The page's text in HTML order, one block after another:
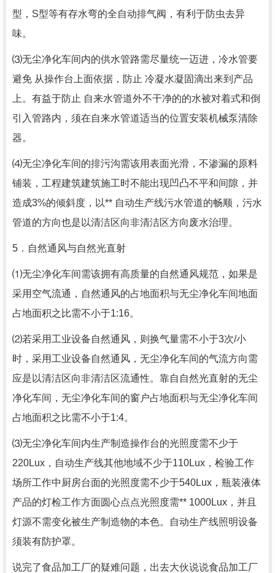
型，S型等有存水弯的全自动排气阀，有利于防虫去异
味。
⑶无尘净化车间内的供水管路需尽量统一迈进，冷水管要
避免 从操作台上面依据，防止 冷凝水凝固滴出来到产品
上。有益于防止 自来水管道外不干净的的水被对着式和倒
引入管路内，须在自来水管道适当的位置安装机械泵清除
器。
⑷无尘净化车间的排污沟需该用表面光滑，不渗漏的原料
铺装，工程建筑建筑施工时不能出现凹凸不平和间隙，并
造成3%的倾斜度，以** 自动生产线污水管道的畅顺，污水
管道的方向也是以清洁区向非清洁区方向废水治理。
5．自然通风与自然光直射
⑴无尘净化车间需该拥有高质量的自然通风规范，如果是
采用空气流通，自然通风的占地面积与无尘净化车间地面
占地面积之比需不小于1:16。
⑵若采用工业设备自然通风，则换气量需不小于3次/小
时，采用工业设备自然通风，无尘净化车间的气流方向需
应是以清洁区向非清洁区流通性。靠自自然光直射的无尘
净化车间，无尘净化车间的窗户占地面积与无尘净化车间
占地面积之比需不小于1:4。
⑶无尘净化车间内生产制造操作台的光照度需不少于
220Lux，自动生产线其他地域不少于110Lux，检验工作
场所工作中厨房台面的光照度需不少于540Lux，瓶装液体
产品的灯检工作方面圆心点点光照度需** 1000Lux，并且
灯源不需变化被生产制造物的本色。自动生产线照明设备
须装有防护罩。
说完了食品加工厂的疑难问题，出去大伙说说食品加工厂